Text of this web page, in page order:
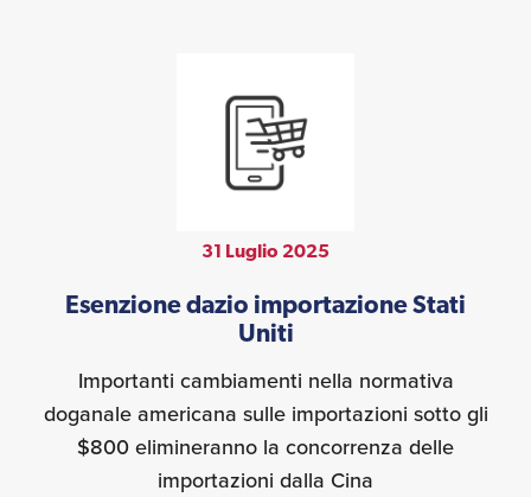
31 Luglio 2025
Esenzione dazio importazione Stati
Uniti
Importanti cambiamenti nella normativa
doganale americana sulle importazioni sotto gli
$800 elimineranno la concorrenza delle
importazioni dalla Cina